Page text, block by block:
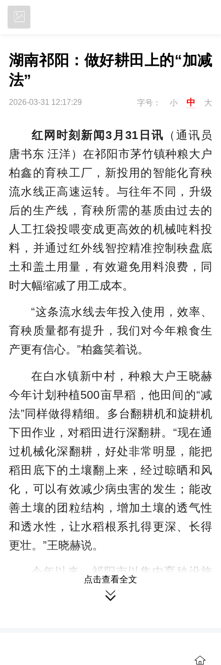
湖南祁阳：做好耕田上的“加减
法”
2026-03-31 12:17:29 字号： 小 中 大
红网时刻新闻3月31日讯 （通讯员
唐书东 汪洋）在祁阳市茅竹镇种粮大户
柏鑫的育秧工厂，新投用的智能化育秧
流水线正高速运转。与往年不同，升级
后的生产线，育秧所需的基质由过去的
人工扛袋投喂变成更高效的机械吨料投
料，并通过红外线智控精准控制秧盘底
土和盖土用量，有效避免用料浪费，同
时大幅缩减了用工成本。
“这条流水线去年投入使用，效率、
育秧质量都有提升，我们对今年粮食生
产更有信心。”柏鑫笑着说。
在白水镇新中村，种粮大户王晓赫
今年计划种植500亩早稻，他田间的“减
法”同样做得精细。多台翻耕机和旋耕机
下田作业，对稻田进行深翻耕。“现在通
过机械化深翻耕，好处非常明显，能把
稻田底下的土壤翻上来，经过晾晒和风
化，可以有效减少病虫害的发生；能改
善土壤的团粒结构，增加土壤的透气性
和透水性，让水稻根系扎得更深、长得
更壮。”王晓赫说。
今年以来，祁阳市以集中育秧设施
建设为抓手，依托“田间课堂”和农机合作
点击查看全文
